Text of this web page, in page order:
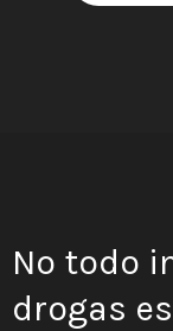
No todo
drogas